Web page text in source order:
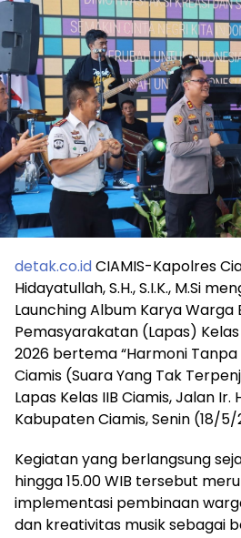
detak.co.idCIAMIS-Kapolres
Hidayatullah, S.H., S.I.K., M.Si
Launching Album Karya Warga
Pemasyarakatan (Lapas) Kelas
2026 bertema “Harmoni
Ciamis (Suara Yang Tak
Lapas Kelas IIB Ciamis, Jalan Ir.
Kabupaten Ciamis, Senin (18/5/
Kegiatan yang berlangsung
hingga 15.00 WIB tersebut
implementasi pembinaan
dan kreativitas musik sebagai